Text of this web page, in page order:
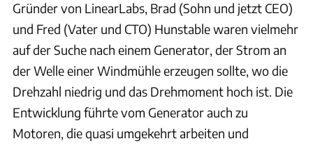
Gründer von LinearLabs, Brad (Sohn und jetzt CEO)
und Fred (Vater und CTO) Hunstable waren vielmehr
auf der Suche nach einem Generator, der Strom an
der Welle einer Windmühle erzeugen sollte, wo die
Drehzahl niedrig und das Drehmoment hoch ist. Die
Entwicklung führte vom Generator auch zu
Motoren, die quasi umgekehrt arbeiten und